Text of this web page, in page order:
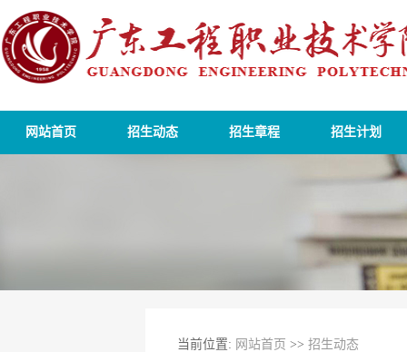
网站首页 招生动态 招生章程 招生计划
当前位置: 网站首页 >> 招生动态